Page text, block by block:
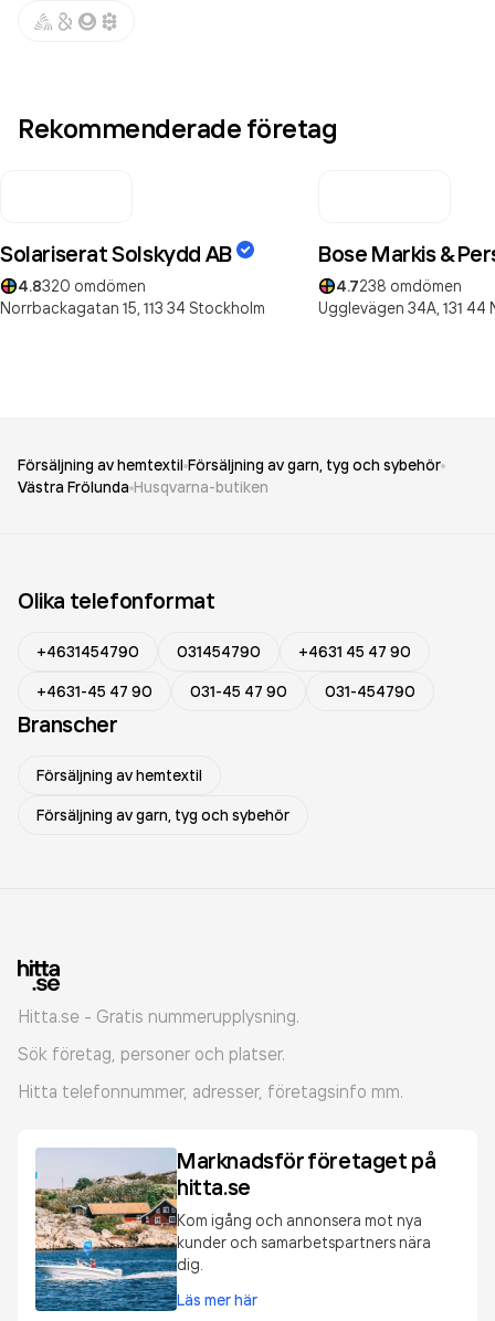
Rekommenderade företag
Solariserat Solskydd AB
4.8320 omdömen
Norrbackagatan 15, 113 34 Stockholm
Bose Markis &
4.7238 omdömen
Ugglevägen 34A, 131 44
Försäljning av hemtextil Försäljning av garn, tyg och sybehör
Västra Frölunda Husqvarna-butiken
Olika telefonformat
+4631454790 031454790
+4631 45 47 90
+4631-45 47 90
031-45 47 90 031-454790
Branscher
Försäljning av hemtextil
Försäljning av garn, tyg och sybehör
Hitta.se - Gratis nummerupplysning.
Sök företag, personer och platser.
Hitta telefonnummer, adresser, företagsinfo mm.
Marknadsför företaget på
hitta.se
Kom igång och annonsera mot nya
kunder och samarbetspartners nära
dig.
Läs mer här